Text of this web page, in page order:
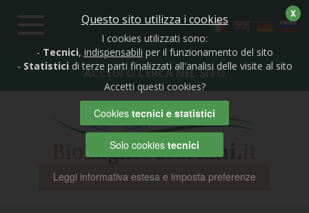
Toggle
navigation
ACCEDI O CERCA NEL SITO
X
Questo sito utilizza i cookies
I cookies utilizzati sono:
- Tecnici, indispensabili per il funzionamento del sito
- Statistici di terze parti finalizzati all'analisi delle visite al sito
Accetti questi cookies?
Cookies tecnici e statistici
Solo cookies tecnici
Leggi informativa estesa e imposta preferenze